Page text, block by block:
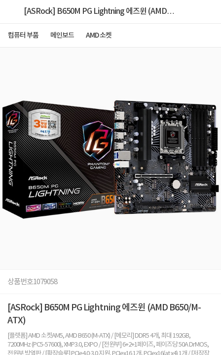
[ASRock] B650M PG Lightning 에즈윈 (AMD
컴퓨터 부품 메인보드 AMD 소켓
상품번호1079058
[ASRock] B650M PG Lightning 에즈윈 (AMD B650/M-
ATX)
[플랫폼] AMD 소켓AM5, AMD B650 (M-ATX) / [메모리] DDR5 4개, 최대 192GB,
7200MHz (PC5-57600), XMP3.0, EXPO / [전원부] 6+2+1페이즈, 페이즈당 50A DrMOS,